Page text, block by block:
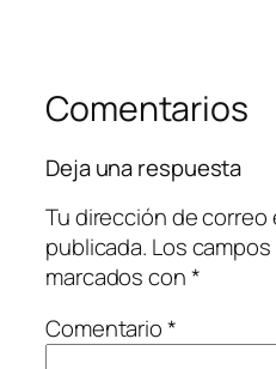
Comentarios
Deja una respuesta
Tu dirección de
publicada. Los
marcados con*
Comentario*